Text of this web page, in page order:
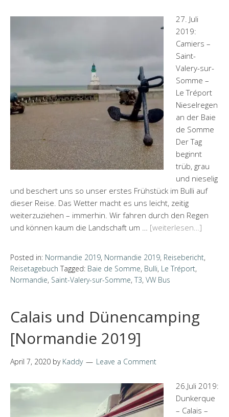
27. Juli
2019:
Camiers –
Saint-
Valery-sur-
Somme –
Le Tréport
Nieselregen
an der Baie
de Somme
Der Tag
beginnt
trüb, grau
und nieselig
und beschert uns so unser erstes Frühstück im Bulli auf
dieser Reise. Das Wetter macht es uns leicht, zeitig
weiterzuziehen – immerhin. Wir fahren durch den Regen
und können kaum die Landschaft um … [weiterlesen…]
Posted in: Normandie 2019, Normandie 2019, Reisebericht,
Reisetagebuch Tagged: Baie de Somme, Bulli, Le Tréport,
Normandie, Saint-Valery-sur-Somme, T3, VW Bus
Calais und Dünencamping
[Normandie 2019]
April 7, 2020 by Kaddy Leave a Comment
26.Juli 2019:
Dunkerque
– Calais –